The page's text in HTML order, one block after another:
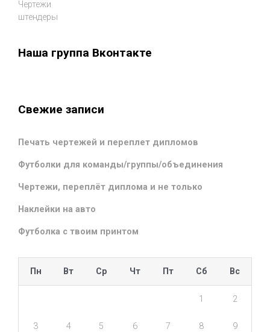
Чертежи
штендеры
Наша группа Вконтакте
Свежие записи
Печать чертежей и переплет дипломов
Футболки для команды/группы/объединения
Чертежи, переплёт диплома и не только
Наклейки на авто
Футболка с твоим принтом
Пн Вт Ср Чт Пт Сб Вс
1 2
3 4 5 6 7 8 9